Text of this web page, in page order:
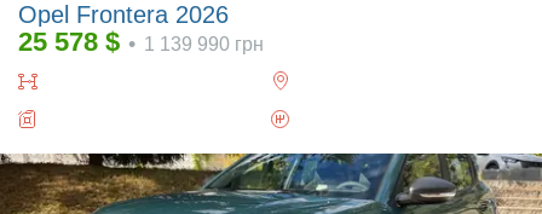
Opel Frontera 2026
25 578 $ • 1 139 990 грн